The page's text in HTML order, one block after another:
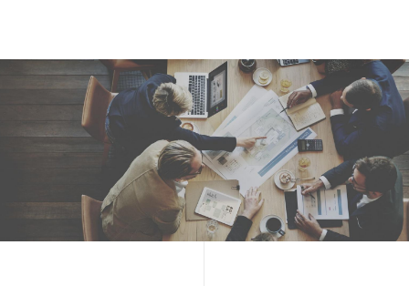
Integrierte Management-Systeme